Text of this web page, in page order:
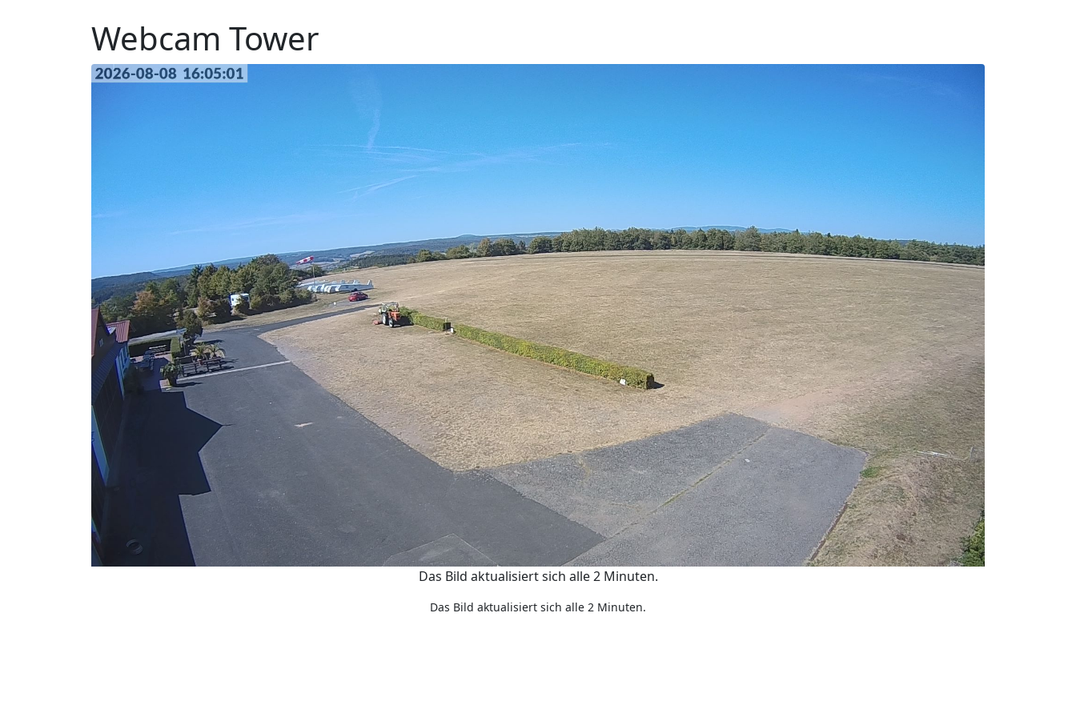
Webcam Tower
Das Bild aktualisiert sich alle 2 Minuten.
Das Bild aktualisiert sich alle 2 Minuten.